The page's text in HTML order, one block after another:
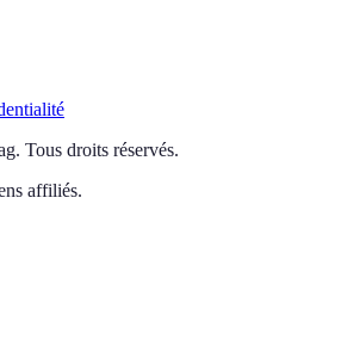
. Tous droits réservés.
affiliés.